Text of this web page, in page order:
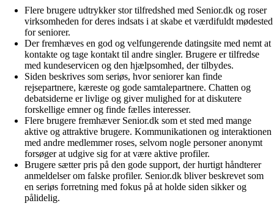
Flere brugere udtrykker stor tilfredshed med Senior.dk og roser
virksomheden for deres indsats i at skabe et værdifuldt mødested
for seniorer.
Der fremhæves en god og velfungerende datingsite med nemt at
kontakte og tage kontakt til andre singler. Brugere er tilfredse
med kundeservicen og den hjælpsomhed, der tilbydes.
Siden beskrives som seriøs, hvor seniorer kan finde
rejsepartnere, kæreste og gode samtalepartnere. Chatten og
debatsiderne er livlige og giver mulighed for at diskutere
forskellige emner og finde fælles interesser.
Flere brugere fremhæver Senior.dk som et sted med mange
aktive og attraktive brugere. Kommunikationen og interaktionen
med andre medlemmer roses, selvom nogle personer anonymt
forsøger at udgive sig for at være aktive profiler.
Brugere sætter pris på den gode support, der hurtigt håndterer
anmeldelser om falske profiler. Senior.dk bliver beskrevet som
en seriøs forretning med fokus på at holde siden sikker og
pålidelig.